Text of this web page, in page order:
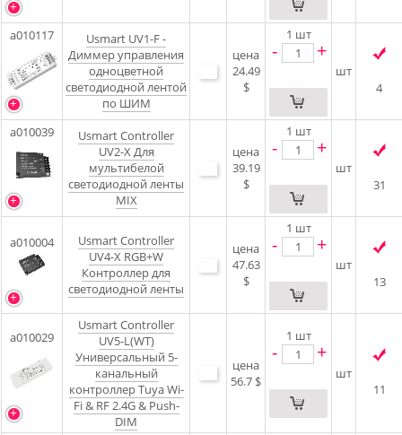
a010117
Usmart UV1-F -
Диммер управления
одноцветной
светодиодной лентой
по ШИМ
цена
24.49
$
1 шт
- +
шт
4
a010039
Usmart Controller
UV2-X Для
мультибелой
светодиодной ленты
MIX
цена
39.19
$
1 шт
- +
шт
31
a010004
Usmart Controller
UV4-X RGB+W
Контроллер для
светодиодной ленты
цена
47.63
$
1 шт
- +
шт
13
a010029
Usmart Controller
UV5-L(WT)
Универсальный 5-
канальный
контроллер Tuya Wi-
Fi & RF 2.4G & Push-
DIM
цена
56.7 $
1 шт
- +
шт
11